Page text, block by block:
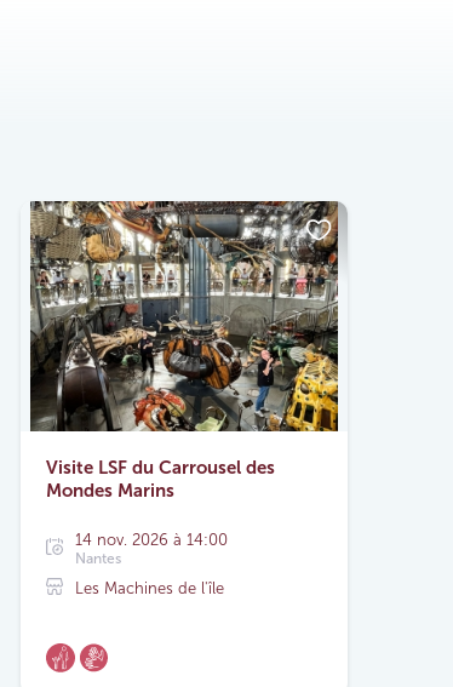
Visite LSF du Carrousel des
Mondes Marins
14 nov. 2026 à 14:00
Nantes
Les Machines de l'île